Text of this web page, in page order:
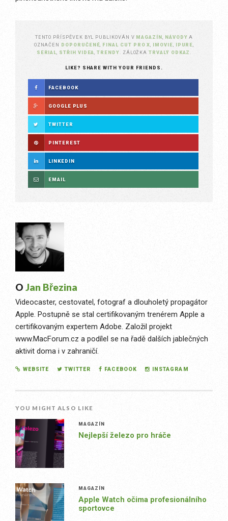
TENTO PŘÍSPĚVEK BYL PUBLIKOVÁN V MAGAZÍN NÁVODY A
OZNAČEN DOPORUČENÉ FINAL CUT PRO X IMOVIE IPURE
SERIAL
STŘIH VIDEA ,TRENDY . ZÁLOŽKATRVALÝ ODKAZ
LIKE? SHARE WITH YOUR FRIENDS.
FACEBOOK
GOOGLE PLUS
TWITTER
PINTEREST
LINKEDIN
EMAIL
O Jan Březina
Videocaster, cestovatel, fotograf a dlouholetý propagátor
Apple. Postupně se stal certifikovaným trenérem Apple a
certifikovaným expertem Adobe. Založil projekt
www.MacForum.cz a podílel se na řadě dalších jablečných
aktivit doma i v zahraničí.
WEBSITE TWITTER FACEBOOK INSTAGRAM
YOU MIGHT ALSO LIKE
MAGAZÍN
Nejlepší železo pro hráče
MAGAZÍN
Apple Watch očima profesionálního
sportovce